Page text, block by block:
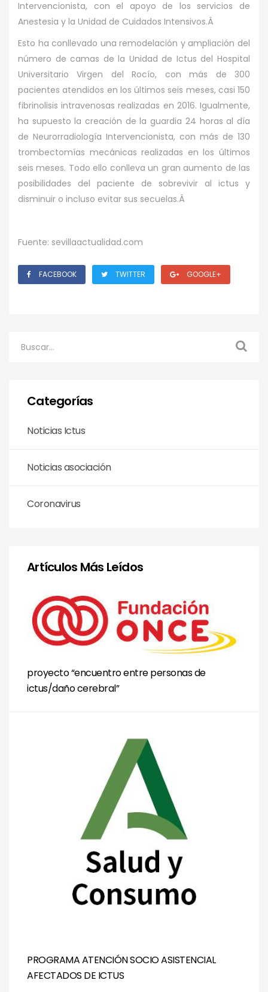
Intervencionista, con el apoyo de los servicios de
Anestesia y la Unidad de Cuidados Intensivos.Â
Esto ha conllevado una remodelación y ampliación del
número de camas de la Unidad de Ictus del Hospital
Universitario Virgen del Rocío, con más de 300
pacientes atendidos en los últimos seis meses, casi 150
fibrinolisis intravenosas realizadas en 2016. Igualmente,
ha supuesto la creación de la guardia 24 horas al día
de Neurorradiología Intervencionista, con más de 130
trombectomías mecánicas realizadas en los últimos
seis meses. Todo ello conlleva un gran aumento de las
posibilidades del paciente de sobrevivir al ictus y
disminuir o incluso evitar sus secuelas.Â
Fuente: sevillaactualidad.com
FACEBOOK TWITTER GOOGLE+
Categorías
Noticias Ictus
Noticias asociación
Coronavirus
Artículos Más Leídos
proyecto “encuentro entre personas de
ictus/daño cerebral”
PROGRAMA ATENCIÓN SOCIO ASISTENCIAL
AFECTADOS DE ICTUS